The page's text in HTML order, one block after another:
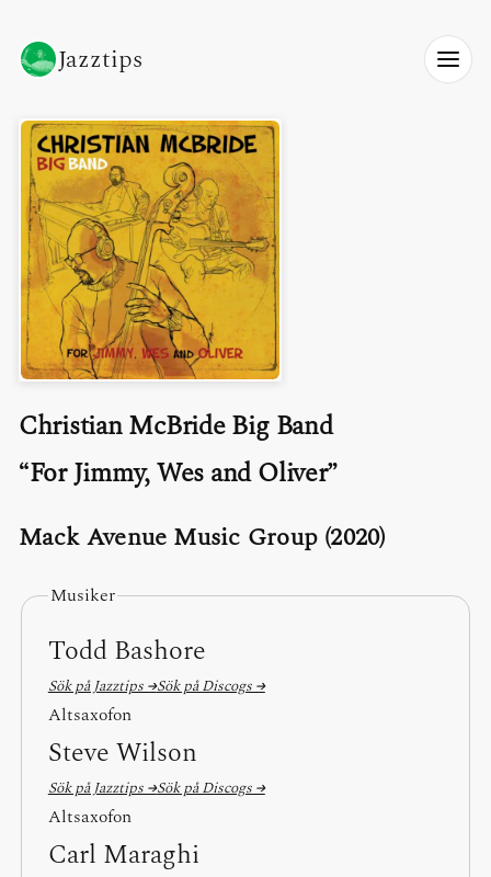
Jazztips
Christian McBride Big Band
For Jimmy, Wes and Oliver
Mack Avenue Music Group (2020)
Musiker
Todd Bashore
Sök på Jazztips →Sök på Discogs →
Altsaxofon
Steve Wilson
Sök på Jazztips →Sök på Discogs →
Altsaxofon
Carl Maraghi